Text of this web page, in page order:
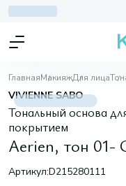
ГлавнаяМакияжДля лица
VIVIENNE SABO
Тональный основа
покрытием
Aerien, тон 01-
Артикул:D215280111